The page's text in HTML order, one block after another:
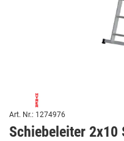
Art. Nr.: 1274976
Schiebeleiter 2x10